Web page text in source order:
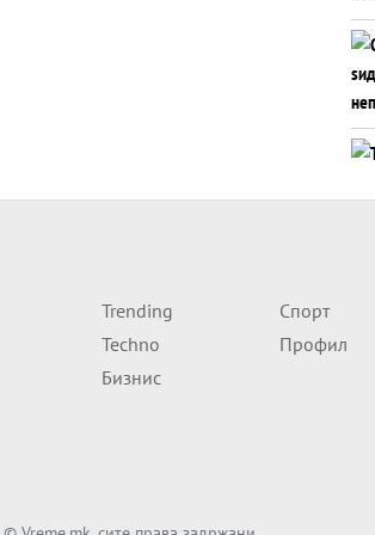
Trending
Techno
Бизнис
Спорт
Профил